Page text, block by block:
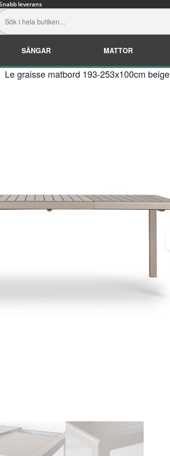
leverans
SÄNGAR MATTOR
Le graisse matbord 193-253x100cm beige